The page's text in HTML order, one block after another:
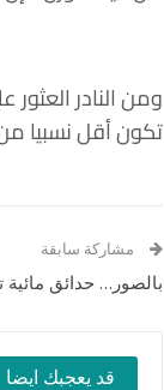
ومن النادر
تكون أقل نسبيا من
مشاركة سابقة
بالصور… حدائق
قد يعجبك ايضا